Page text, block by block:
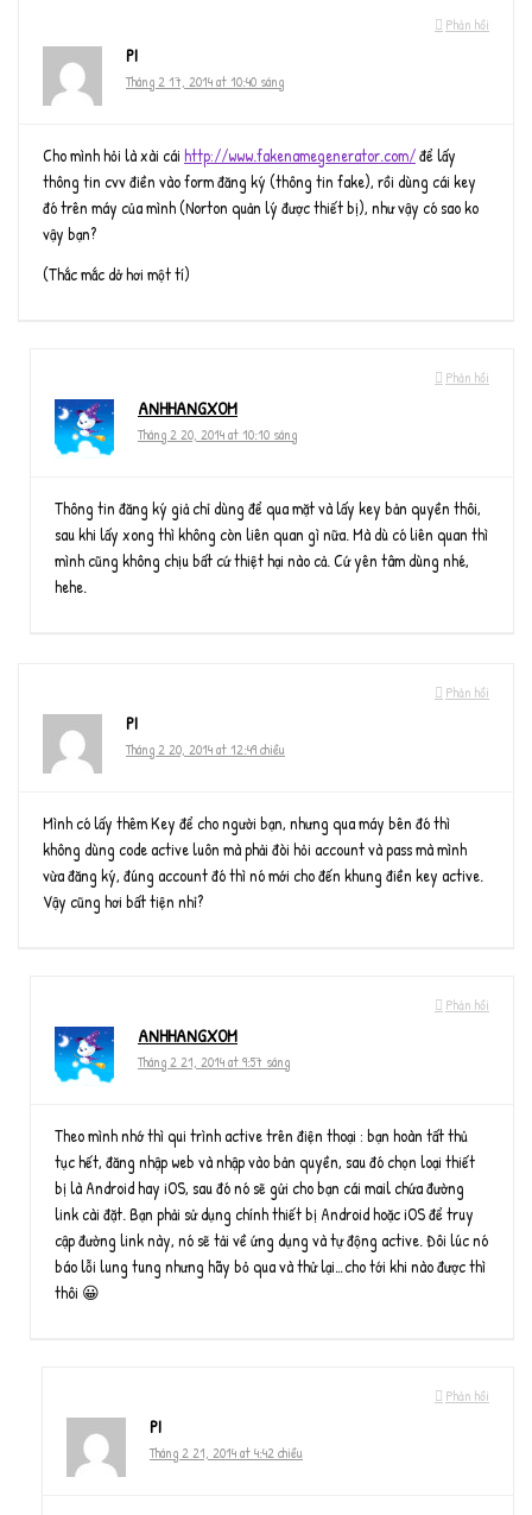
Phản hồi
PI
Tháng 2 17, 2014 at 10:40 sáng
Cho mình hỏi là xài cái http://www.fakenamegenerator.com/để lấy
thông tin cvv điền vào form đăng ký (thông tin fake), rồi dùng cái key
đó trên máy của mình (Norton quản lý được thiết bị), như vậy có sao ko
vậy bạn?
(Thắc mắc dở hơi một tí)
Phản hồi
ANHHANGXOM
Tháng 2 20, 2014 at 10:10 sáng
Thông tin đăng ký giả chỉ dùng để qua mặt và lấy key bản quyền thôi,
sau khi lấy xong thì không còn liên quan gì nữa. Mà dù có liên quan thì
mình cũng không chịu bất cứ thiệt hại nào cả. Cứ yên tâm dùng nhé,
hehe.
Phản hồi
PI
Tháng 2 20, 2014 at 12:49 chiều
Mình có lấy thêm Key để cho người bạn, nhưng qua máy bên đó thì
không dùng code active luôn mà phải đòi hỏi account và pass mà mình
vừa đăng ký, đúng account đó thì nó mới cho đến khung điền key active.
Vậy cũng hơi bất tiện nhỉ?
Phản hồi
ANHHANGXOM
Tháng 2 21, 2014 at 9:57 sáng
Theo mình nhớ thì qui trình active trên điện thoại : bạn hoàn tất thủ
tục hết, đăng nhập web và nhập vào bản quyền, sau đó chọn loại thiết
bị là Android hay iOS, sau đó nó sẽ gửi cho bạn cái mail chứa đường
link cài đặt. Bạn phải sử dụng chính thiết bị Android hoặc iOS để truy
cập đường link này, nó sẽ tải về ứng dụng và tự động active. Đôi lúc nó
báo lỗi lung tung nhưng hãy bỏ qua và thử lại…cho tới khi nào được thì
thôi 😀
Phản hồi
PI
Tháng 2 21, 2014 at 4:42 chiều